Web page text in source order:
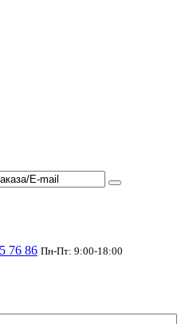
76 86 Пн-Пт: 9:00-18:00